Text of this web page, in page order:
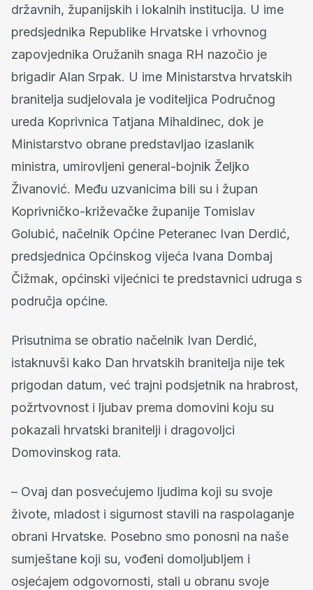
državnih, županijskih i lokalnih institucija. U ime
predsjednika Republike Hrvatske i vrhovnog
zapovjednika Oružanih snaga RH nazočio je
brigadir Alan Srpak. U ime Ministarstva hrvatskih
branitelja sudjelovala je voditeljica Područnog
ureda Koprivnica Tatjana Mihaldinec, dok je
Ministarstvo obrane predstavljao izaslanik
ministra, umirovljeni general-bojnik Željko
Živanović. Među uzvanicima bili su i župan
Koprivničko-križevačke županije Tomislav
Golubić, načelnik Općine Peteranec Ivan Derdić,
predsjednica Općinskog vijeća Ivana Dombaj
Čižmak, općinski vijećnici te predstavnici udruga s
područja općine.
Prisutnima se obratio načelnik Ivan Derdić,
istaknuvši kako Dan hrvatskih branitelja nije tek
prigodan datum, već trajni podsjetnik na hrabrost,
požrtvovnost i ljubav prema domovini koju su
pokazali hrvatski branitelji i dragovoljci
Domovinskog rata.
– Ovaj dan posvećujemo ljudima koji su svoje
živote, mladost i sigurnost stavili na raspolaganje
obrani Hrvatske. Posebno smo ponosni na naše
sumještane koji su, vođeni domoljubljem i
osjećajem odgovornosti, stali u obranu svoje